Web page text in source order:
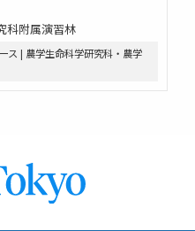
科附属演習林
ス | 農学生命科学研究科・農学